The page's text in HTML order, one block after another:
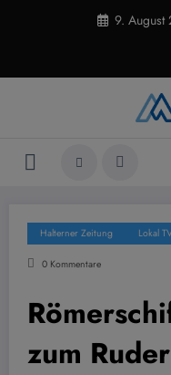
9. August
Halterner Zeitung Lokal
0 Kommentare
zum